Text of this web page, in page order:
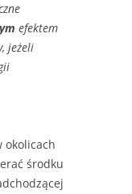
efektem
jeżeli
okolicach
środku